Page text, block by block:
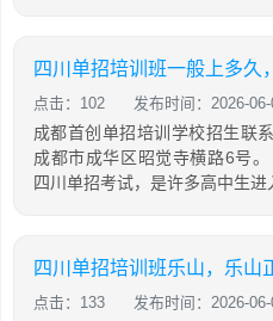
点击：102 发布时间：2026-
成都首创单招培训学校招生联
成都市成华区昭觉寺横路6号
四川单招考试，是许多高中生进
四川单招培训班乐山，乐山
点击：133 发布时间：2026-